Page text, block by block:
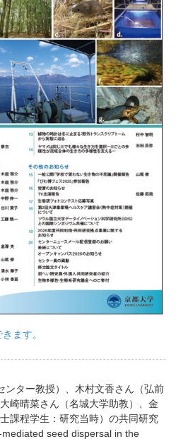
ます。
ンター教授）、木村文香さん（弘前
崎晴菜さん（名城大学助教）、金
課程学生：研究当時）の共同研究
seed dispersal in the